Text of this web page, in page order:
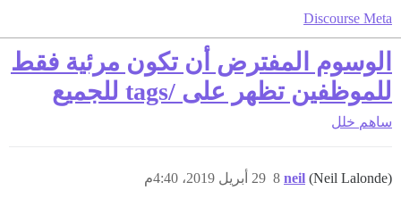
Discourse Meta
الوسوم المفترض أن تكون مرئية فقط
للموظفين تظهر على /tags للجميع
ساهم خلل
neil (Neil Lalonde) 29 أبريل 2019، 4:40م 8